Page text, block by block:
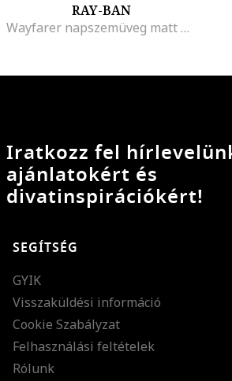
RAY-BAN
Wayfarer napszemüveg matt kerettel
Iratkozz fel
ajánlatokért és
divatinspirációkért!
SEGÍTSÉG
GYIK
Visszaküldési információ
Cookie Szabályzat
Felhasználási feltételek
Rólunk